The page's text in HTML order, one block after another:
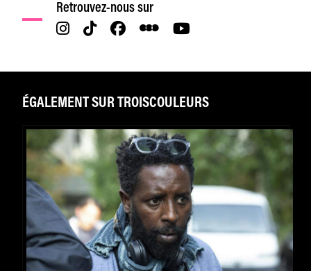
Retrouvez-nous sur
ÉGALEMENT SUR TROISCOULEURS